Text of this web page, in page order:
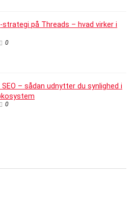
strategi på Threads – hvad virker i
0
– sådan udnytter du synlighed i
0